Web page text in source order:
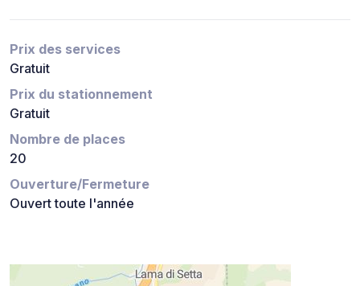
Prix des services
Gratuit
Prix du stationnement
Gratuit
Nombre de places
20
Ouverture/Fermeture
Ouvert toute l'année